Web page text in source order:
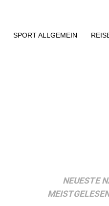
SPORT ALLGEMEIN
NEUESTE